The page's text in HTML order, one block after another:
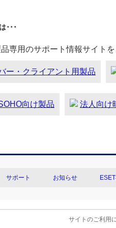
･･･
専用のサポート情報サイトを
ー・クライアント用製品
向け製品 法人向け
サポート お知らせ
サイトのご利用